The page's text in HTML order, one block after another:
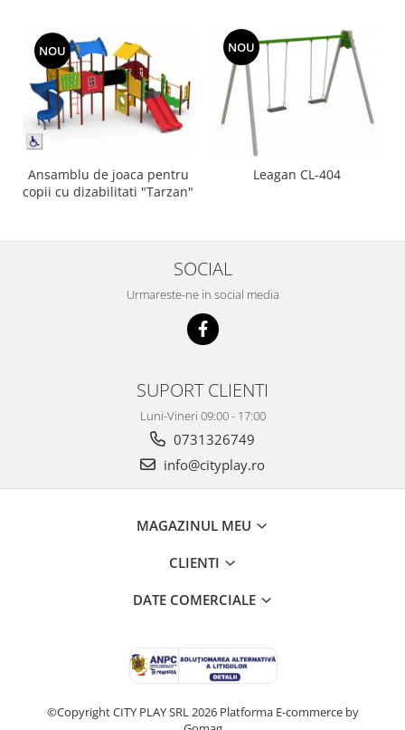
NOU
Ansamblu de joaca pentru
copii cu dizabilitati "Tarzan"
NOU
Leagan CL-404
SOCIAL
Urmareste-ne in social media
SUPORT CLIENTI
Luni-Vineri 09:00 - 17:00
0731326749
info@cityplay.ro
MAGAZINUL MEU
CLIENTI
DATE COMERCIALE
©Copyright CITY PLAY SRL 2026 Platforma E-commerce by